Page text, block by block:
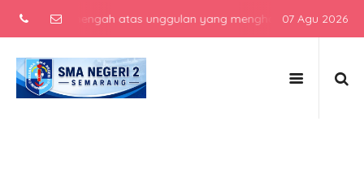
menengah atas unggulan yang menghasilkan lulusan
07 Agu 2026